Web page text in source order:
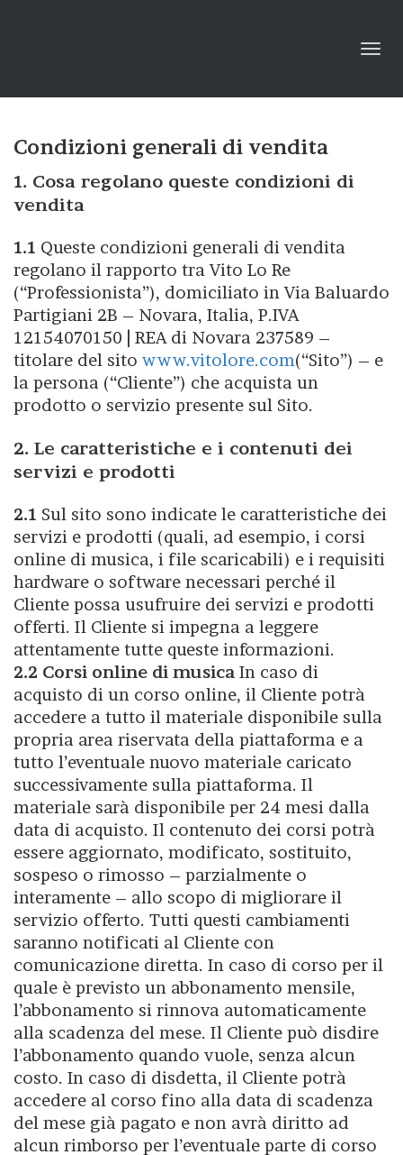
Condizioni generali di vendita
1. Cosa regolano queste condizioni di
vendita
1.1 Queste condizioni generali di vendita
regolano il rapporto tra Vito Lo Re
(“Professionista”), domiciliato in Via Baluardo
Partigiani 2B – Novara, Italia, P.IVA
12154070150 | REA di Novara 237589 –
titolare del sito www.vitolore.com(“Sito”) – e
la persona (“Cliente”) che acquista un
prodotto o servizio presente sul Sito.
2. Le caratteristiche e i contenuti dei
servizi e prodotti
2.1 Sul sito sono indicate le caratteristiche dei
servizi e prodotti (quali, ad esempio, i corsi
online di musica, i file scaricabili) e i requisiti
hardware o software necessari perché il
Cliente possa usufruire dei servizi e prodotti
offerti. Il Cliente si impegna a leggere
attentamente tutte queste informazioni.
2.2 Corsi online di musica In caso di
acquisto di un corso online, il Cliente potrà
accedere a tutto il materiale disponibile sulla
propria area riservata della piattaforma e a
tutto l’eventuale nuovo materiale caricato
successivamente sulla piattaforma. Il
materiale sarà disponibile per 24 mesi dalla
data di acquisto. Il contenuto dei corsi potrà
essere aggiornato, modificato, sostituito,
sospeso o rimosso – parzialmente o
interamente – allo scopo di migliorare il
servizio offerto. Tutti questi cambiamenti
saranno notificati al Cliente con
comunicazione diretta. In caso di corso per il
quale è previsto un abbonamento mensile,
l’abbonamento si rinnova automaticamente
alla scadenza del mese. Il Cliente può disdire
l’abbonamento quando vuole, senza alcun
costo. In caso di disdetta, il Cliente potrà
accedere al corso fino alla data di scadenza
del mese già pagato e non avrà diritto ad
alcun rimborso per l’eventuale parte di corso